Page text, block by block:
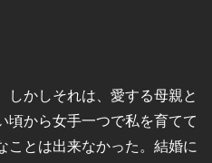
しかしそれは、愛する母親と
頃から女手一つで私を育てて
ことは出来なかった。結婚に